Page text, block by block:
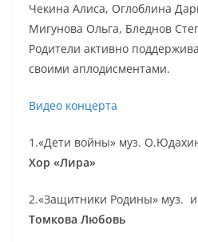
Чекина Алиса, Оглоблина
Мигунова Ольга, Бледнов
Родители активно
своими аплодисментами.
Видео концерта
1.«Дети войны» муз.
Хор «Лира»
2.«Защитники Родины» муз.
Томкова Любовь